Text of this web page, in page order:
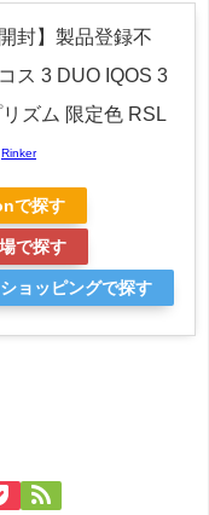
封】製品登録不
ス 3 DUO IQOS 3
ズム 限定色 RSL
Rinker
で探す
で探す
ョッピングで探す